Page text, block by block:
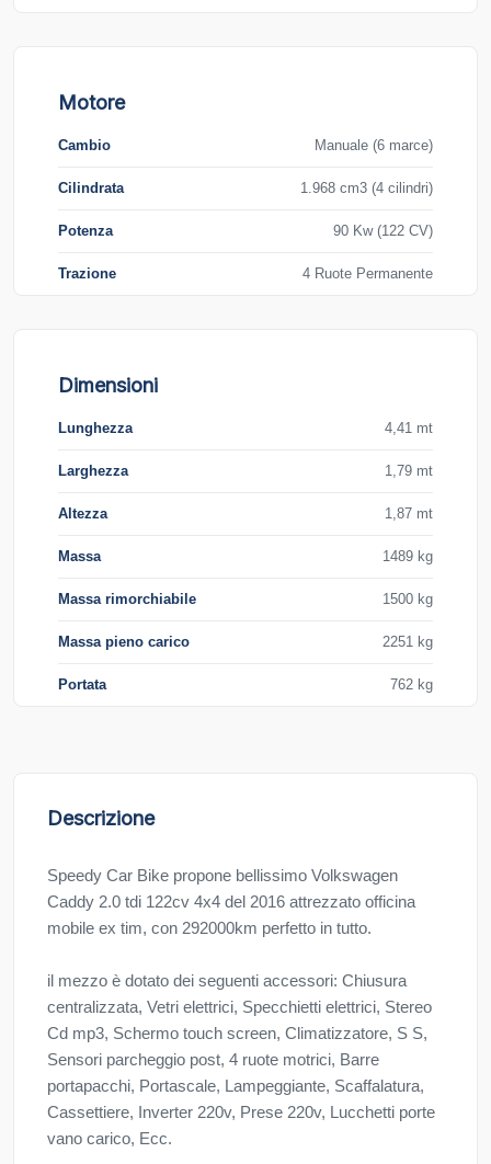
Motore
Cambio Manuale (6 marce)
Cilindrata 1.968 cm3 (4 cilindri)
Potenza 90 Kw (122 CV)
Trazione 4 Ruote Permanente
Dimensioni
Lunghezza 4,41 mt
Larghezza 1,79 mt
Altezza 1,87 mt
Massa 1489 kg
Massa rimorchiabile 1500 kg
Massa pieno carico 2251 kg
Portata 762 kg
Descrizione
Speedy Car Bike propone bellissimo Volkswagen
Caddy 2.0 tdi 122cv 4x4 del 2016 attrezzato officina
mobile ex tim, con 292000km perfetto in tutto.
il mezzo è dotato dei seguenti accessori: Chiusura
centralizzata, Vetri elettrici, Specchietti elettrici, Stereo
Cd mp3, Schermo touch screen, Climatizzatore, S S,
Sensori parcheggio post, 4 ruote motrici, Barre
portapacchi, Portascale, Lampeggiante, Scaffalatura,
Cassettiere, Inverter 220v, Prese 220v, Lucchetti porte
vano carico, Ecc.